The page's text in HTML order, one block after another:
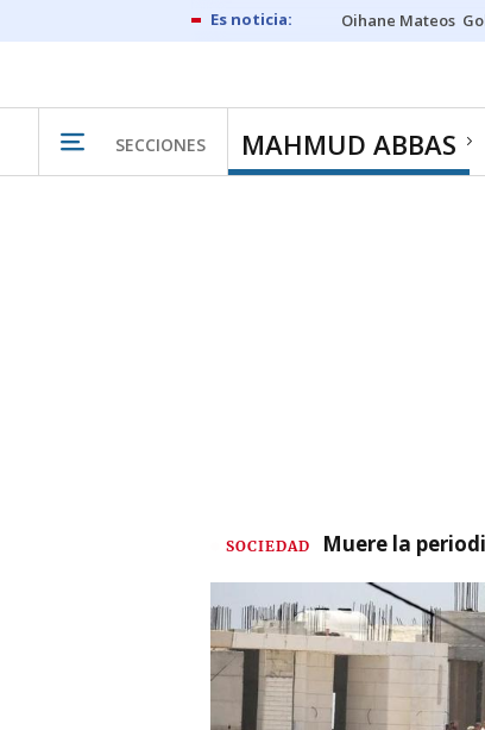
Oihane Mateos
SECCIONES MAHMUD ABBAS
SOCIEDAD Muere la